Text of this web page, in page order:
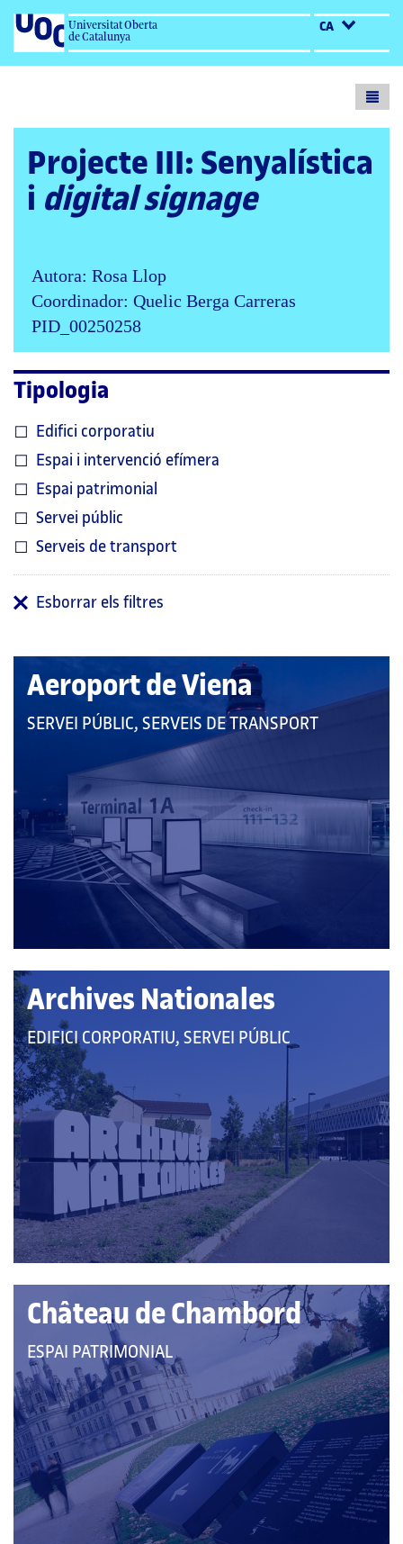
Universitat Oberta
de Catalunya
CA
Projecte III: Senyalística
i digital signage
Autora: Rosa Llop
Coordinador: Quelic Berga Carreras
PID_00250258
Tipologia
Edifici corporatiu
Espai i intervenció efímera
Espai patrimonial
Servei públic
Serveis de transport
Esborrar els filtres
Aeroport de Viena
QUE
LES
CATEGORIES:
SERVEI PÚBLIC, SERVEIS DE TRANSPORT
Archives Nationales
QUE
PERTANY
A
LES
CATEGORIES:
EDIFICI CORPORATIU, SERVEI PÚBLIC
Château de Chambord
QUE
PERTANY
A
LES
CATEGORIES:
ESPAI PATRIMONIAL